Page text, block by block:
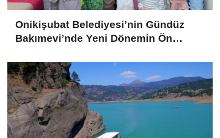
Onikişubat Belediyesi’nin Gündüz
Bakımevi’nde Yeni Dönemin Ön